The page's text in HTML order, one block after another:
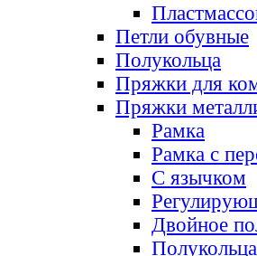
Петли обувные
Полукольца
Пряжки для
Пряжки
Рамка
Рамка с
С язычком
Двойное
Полукольца